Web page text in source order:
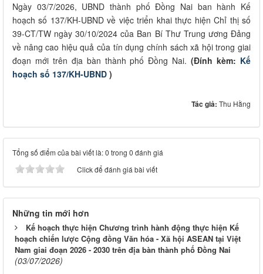
Ngày 03/7/2026, UBND thành phố Đồng Nai ban hành Kế
hoạch số 137/KH-UBND về việc triển khai thực hiện Chỉ thị số
39-CT/TW ngày 30/10/2024 của Ban Bí Thư Trung ương Đảng
về nâng cao hiệu quả của tín dụng chính sách xã hội trong giai
đoạn mới trên địa bàn thành phố Đồng Nai.(Đính kèm: Kế
hoạch số 137/KH-UBND )
Tác giả: Thu Hằng
Tổng số điểm của bài viết là: 0 trong 0 đánh giá
Click để đánh giá bài viết
Những tin mới hơn
Kế hoạch thực hiện Chương trình hành động thực hiện Kế
hoạch chiến lược Cộng đồng Văn hóa - Xã hội ASEAN tại Việt
Nam giai đoạn 2026 - 2030 trên địa bàn thành phố Đồng Nai
(03/07/2026)